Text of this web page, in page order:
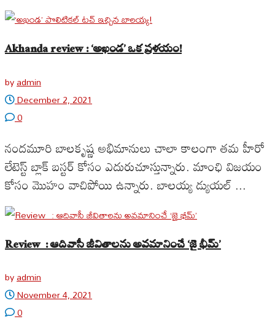
Akhanda review : ‘అఖండ’ ఒక ప్రళయం!
byadmin
December 2, 2021
0
నందమూరి బాలకృష్ణ అభిమానులు చాలా కాలంగా తమ హీరో
లేటెస్ట్ బ్లాక్ బస్టర్ కోసం ఎదురుచూస్తున్నారు. మాంఛి విజయం
కోసం మొహం వాచిపోయి ఉన్నారు. బాలయ్య డ్యుయల్ ...
Review : ఆదివాసీ జీవితాలను అవమానించే ‘జై భీమ్’
byadmin
November 4, 2021
0